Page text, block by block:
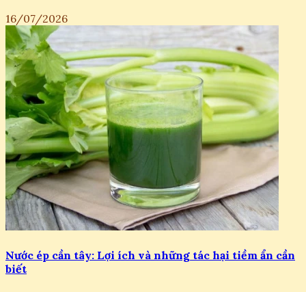
16/07/2026
Nước ép cần tây: Lợi ích và những tác hại tiềm ẩn cần
biết